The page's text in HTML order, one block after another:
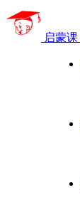
启蒙课